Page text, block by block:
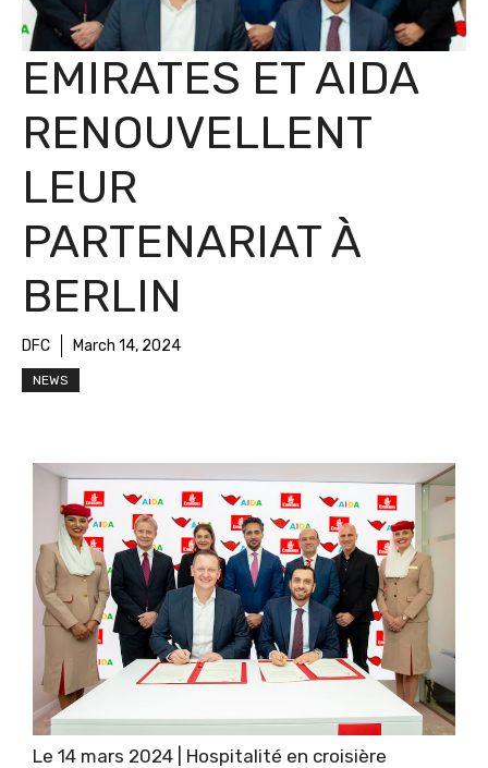
EMIRATES ET AIDA
RENOUVELLENT
LEUR
PARTENARIAT À
BERLIN
DFC March 14, 2024
NEWS
Le 14 mars 2024 | Hospitalité en croisière